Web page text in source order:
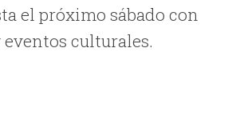
el próximo sábado con
eventos culturales.